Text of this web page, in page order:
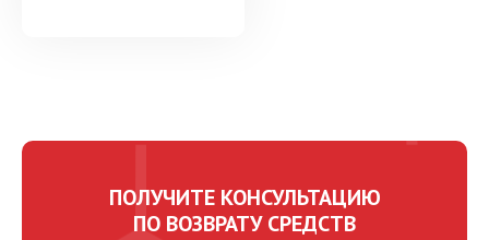
ПОЛУЧИТЕ КОНСУЛЬТАЦИЮ
ПО ВОЗВРАТУ СРЕДСТВ